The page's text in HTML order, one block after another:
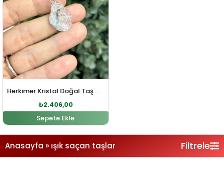
Herkimer Kristal Doğal Taş Gümüş Kolye Ucu
₺2.406,00
Sepete Ekle
Anasayfa » ışık saçan taşlar Filtrele